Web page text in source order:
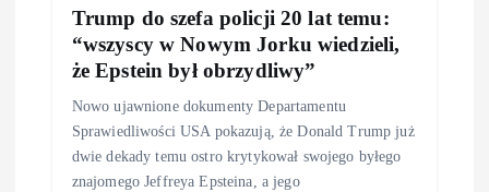
Trump do szefa policji 20 lat temu:
“wszyscy w Nowym Jorku wiedzieli,
że Epstein był obrzydliwy”
Nowo ujawnione dokumenty Departamentu
Sprawiedliwości USA pokazują, że Donald Trump już
dwie dekady temu ostro krytykował swojego byłego
znajomego Jeffreya Epsteina, a jego